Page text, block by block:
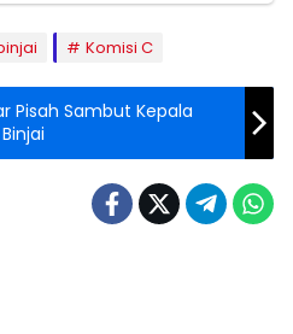
Komisi C
Pisah Sambut Kepala